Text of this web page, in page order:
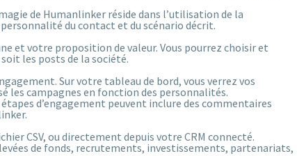
de Humanlinker réside dans l’utilisation de la
du contact et du scénario décrit.
et votre proposition de valeur. Vous pourrez choisir et
les posts de la société.
Sur votre tableau de bord, vous verrez vos
les campagnes en fonction des personnalités.
d’engagement peuvent inclure des commentaires
CSV, ou directement depuis votre CRM connecté.
de fonds, recrutements, investissements, partenariats,